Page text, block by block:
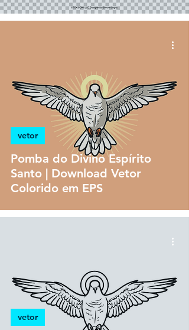
Pomba do Divino Espírito
Santo | Download Vetor
Colorido em EPS
vetor
vetor